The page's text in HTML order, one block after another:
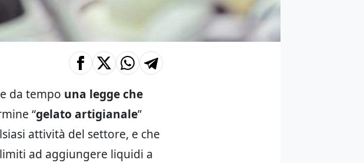
da tempo una legge che
“gelato artigianale”
attività del settore, e che
ad aggiungere liquidi a